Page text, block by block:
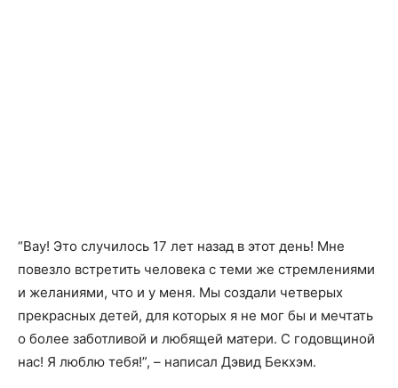
“Вау! Это случилось 17 лет назад в этот день! Мне
повезло встретить человека с теми же стремлениями
и желаниями, что и у меня. Мы создали четверых
прекрасных детей, для которых я не мог бы и мечтать
о более заботливой и любящей матери. С годовщиной
нас! Я люблю тебя!”, – написал Дэвид Бекхэм.